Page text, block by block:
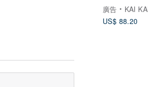
廣告
KAI
US$ 88.20